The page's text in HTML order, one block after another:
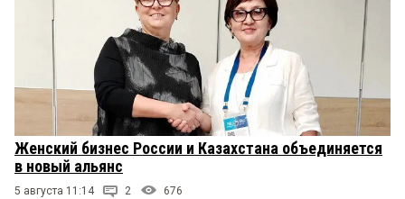
Женский бизнес России и Казахстана объединяется
в новый альянс
5 августа 11:14 2 676